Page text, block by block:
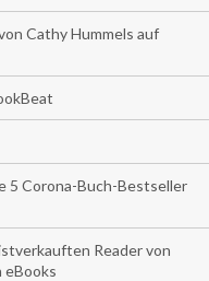
Cathy Hummels auf
5 Corona-Buch-Bestseller
Reader von
eBooks